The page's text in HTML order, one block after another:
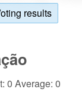
results
0 Average: 0